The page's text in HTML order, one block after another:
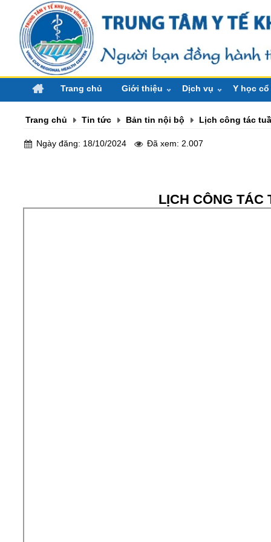
Trang chủ Giới thiệu
Định hướng tương lai
Dịch vụ
Khám sức khỏe
Y học
Trang chủ Tin tức Bản tin nội bộ Lịch công tác
Ngày đăng: 18/10/2024 Đã xem: 2.007
LỊCH CÔNG TÁC